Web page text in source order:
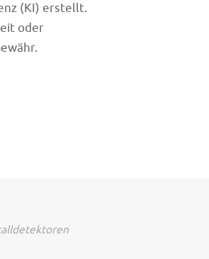
(KI) erstellt.
oder